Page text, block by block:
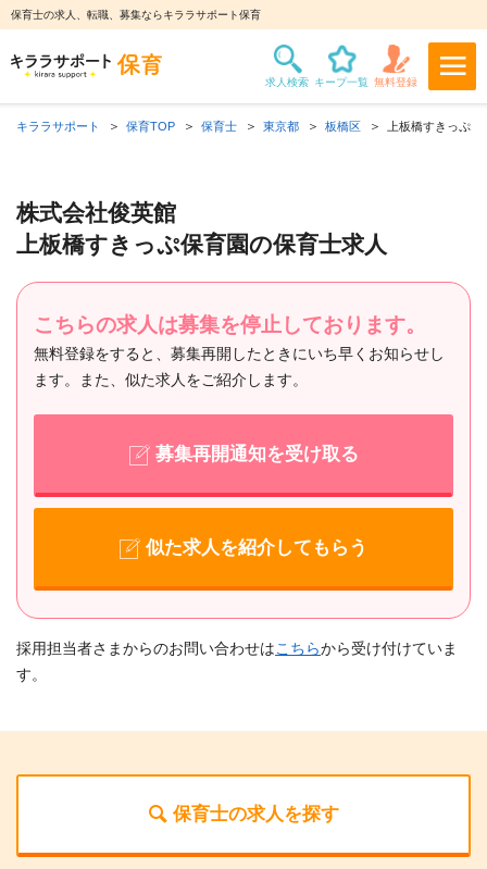
保育士の求人、転職、募集ならキララサポート保育
キララサポート 保育TOP 保育士 東京都 板橋区 上板橋すきっぷ
株式会社俊英館
上板橋すきっぷ保育園の保育士求人
こちらの求人は募集を停止しております。
無料登録をすると、募集再開したときにいち早くお知らせし
ます。また、似た求人をご紹介します。
募集再開通知を受け取る
似た求人を紹介してもらう
採用担当者さまからのお問い合わせはこちらから受け付けていま
す。
保育士の求人を探す